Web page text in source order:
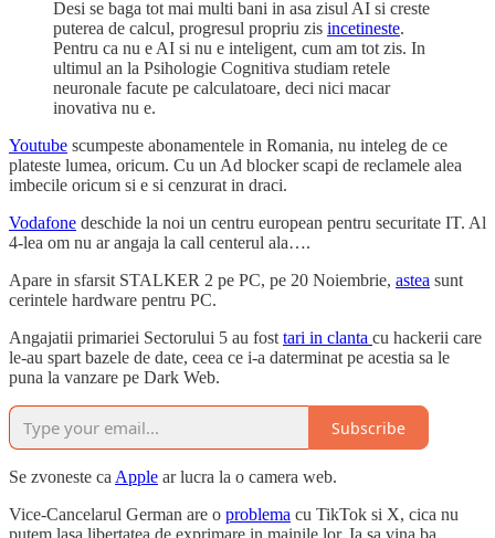
Desi se baga tot mai multi bani in asa zisul AI si creste
puterea de calcul, progresul propriu zis incetineste.
Pentru ca nu e AI si nu e inteligent, cum am tot zis. In
ultimul an la Psihologie Cognitiva studiam retele
neuronale facute pe calculatoare, deci nici macar
inovativa nu e.
Youtube scumpeste abonamentele in Romania, nu inteleg de ce
plateste lumea, oricum. Cu un Ad blocker scapi de reclamele alea
imbecile oricum si e si cenzurat in draci.
Vodafone deschide la noi un centru european pentru securitate IT. Al
4-lea om nu ar angaja la call centerul ala….
Apare in sfarsit STALKER 2 pe PC, pe 20 Noiembrie, astea sunt
cerintele hardware pentru PC.
Angajatii primariei Sectorului 5 au fosttari in clanta cu hackerii care
le-au spart bazele de date, ceea ce i-a daterminat pe acestia sa le
puna la vanzare pe Dark Web.
Subscribe
Se zvoneste caApple ar lucra la o camera web.
Vice-Cancelarul German are o problema cu TikTok si X, cica nu